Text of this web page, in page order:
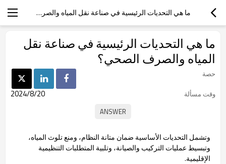
ما هي التحديات الرئيسية في صناعة نقل المياه والصرف الصحي؟
ما هي التحديات الرئيسية في صناعة نقل
المياه والصرف الصحي؟
حصة
وقت مسألة
2024/8/20
وتشمل التحديات الأساسية ضمان متانة النظام، ومنع تلوث المياه،
وتبسيط عمليات التركيب والصيانة، وتلبية المتطلبات التنظيمية
الإقليمية.